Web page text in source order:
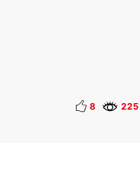
8 225